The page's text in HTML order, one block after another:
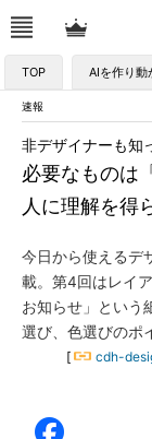
TOP AIを作り動
速報
必要なものは
人に理解を得
非デザイナーも知
今日から使えるデ
載。第4回はレイ
お知らせ」という
選び、色選びのポ
[ cdh-